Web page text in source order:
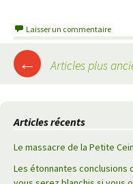
Laisser un commentaire
des
articles
← Articles plus
Articles récents
Le massacre de la Petite
Les étonnantes conclusions